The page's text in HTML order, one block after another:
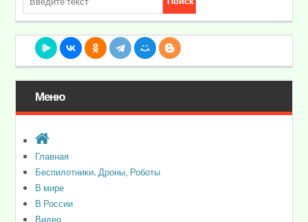
Меню
Главная
Беспилотники. Дроны, Роботы
В мире
В России